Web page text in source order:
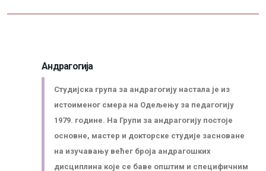
Информатор о раду факултета
Андрагогија
Студијска група за андрагогију настала је из
истоименог смера на Одељењу за педагогију
1979. године. На Групи за андрагогију постоје
основне, мастер и докторске студије засноване
на изучавању већег броја андрaгошких
дисциплина које се баве општим и специфичним